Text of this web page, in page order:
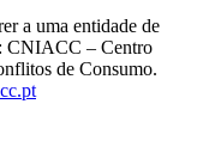
a uma entidade de
CNIACC – Centro
de Consumo.